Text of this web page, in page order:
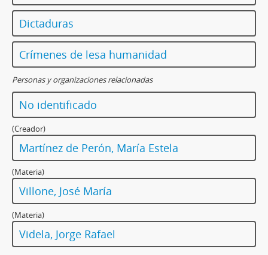
Dictaduras
Crímenes de lesa humanidad
Personas y organizaciones relacionadas
No identificado
(Creador)
Martínez de Perón, María Estela
(Materia)
Villone, José María
(Materia)
Videla, Jorge Rafael